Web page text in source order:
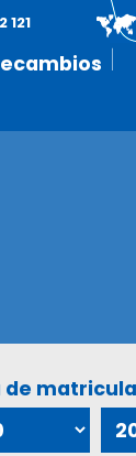
121
de